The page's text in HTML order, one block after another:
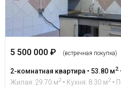
5 500 000 ₽ (встречная покупка)
2-комнатная квартира • 53.80 м2
Жилая: 29.70 м2 • Кухня: 8.30 м2 •